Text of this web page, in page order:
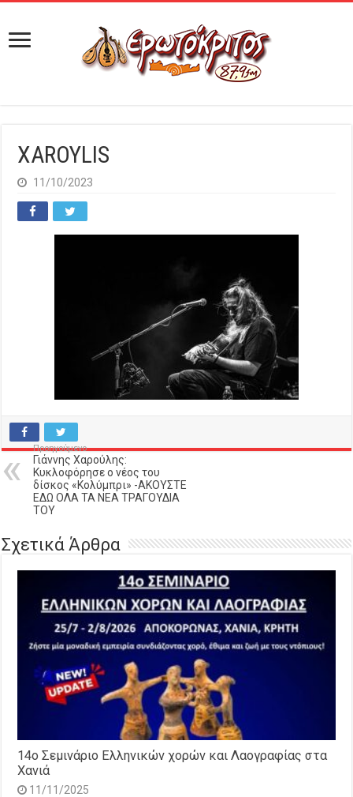
XAROYLIS
11/10/2023
Προηγούμενο
Γιάννης Χαρούλης:
Κυκλοφόρησε ο νέος του
δίσκος «Κολύμπρι» -AΚΟΥΣΤΕ
ΕΔΩ ΟΛΑ ΤΑ ΝΕΑ ΤΡΑΓΟΥΔΙΑ
ΤΟΥ
Σχετικά Άρθρα
14o Σεμινάριο Ελληνικών χορών και Λαογραφίας στα
Χανιά
11/11/2025